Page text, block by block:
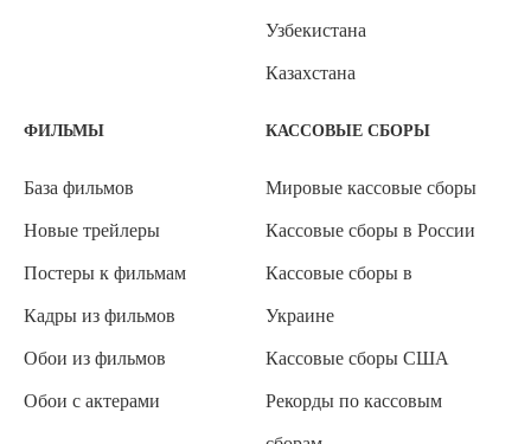
Узбекистана
Казахстана
ФИЛЬМЫ
База фильмов
Новые трейлеры
Постеры к фильмам
Кадры из фильмов
Обои из фильмов
Обои с актерами
КАССОВЫЕ СБОРЫ
Мировые кассовые сборы
Кассовые сборы в России
Кассовые сборы в
Украине
Кассовые сборы США
Рекорды по кассовым